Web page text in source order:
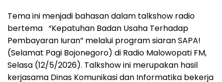
Tema ini menjadi bahasan dalam talkshow radio
bertema “Kepatuhan Badan Usaha Terhadap
Pembayaran Iuran” melalui program siaran SAPA!
(Selamat Pagi Bojonegoro) di Radio Malowopati FM,
Selasa (12/5/2026). Talkshow ini merupakan hasil
kerjasama Dinas Komunikasi dan Informatika bekerja